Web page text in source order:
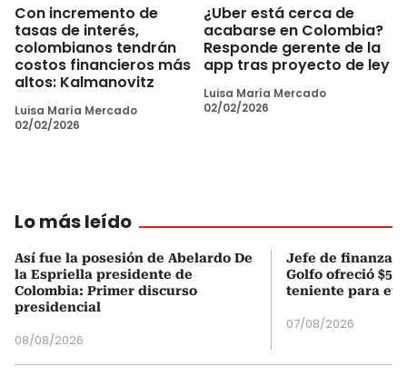
Con incremento de
tasas de interés,
colombianos tendrán
costos financieros más
altos: Kalmanovitz
Luisa María Mercado
02/02/2026
¿Uber está cerca de
acabarse en Colombia?
Responde gerente de la
app tras proyecto de ley
Luisa María Mercado
02/02/2026
Lo más leído
Así fue la posesión de Abelardo De
la Espriella presidente de
Colombia: Primer discurso
presidencial
08/08/2026
Jefe de finanzas
Golfo ofreció
teniente para
07/08/2026